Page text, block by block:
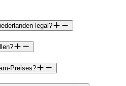
legal?
Preises?